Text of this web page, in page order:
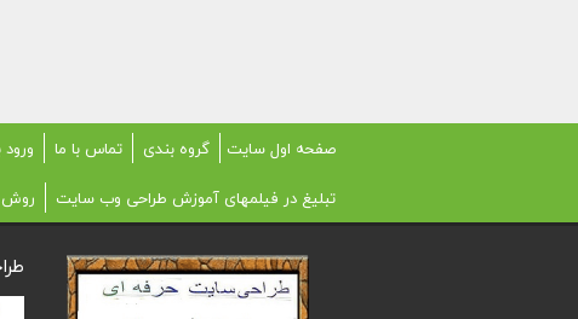
صفحه اول سایت گروه بندی تماس با ما
تبلیغ در فیلمهای آموزش طراحی وب سایت
روش